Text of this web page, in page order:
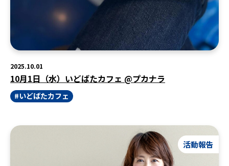
2025.10.01
10月1日（水）いどばたカフェ @プカナラ
いどばたカフェ
活動報告